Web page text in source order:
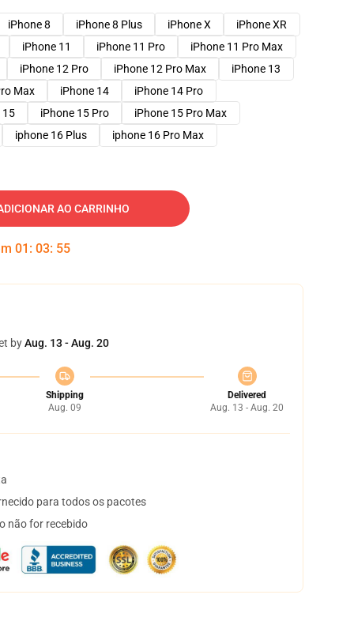
iPhone 8 iPhone 8 Plus iPhone X
iPhone XR
iPhone 11 iPhone 11 Pro
iPhone 11 Pro Max
iPhone 12 Pro iPhone 12 Pro Max
iPhone 13
Max iPhone 14
iPhone 14 Pro
15 iPhone 15 Pro
iPhone 15 Pro Max
iphone 16 Plus iphone 16 Pro Max
AO CARRINHO
01 : 03: 54
byAug. 13 - Aug. 20
Shipping
Aug. 09
Delivered
Aug. 13 - Aug. 20
para todos os pacotes
não for recebido